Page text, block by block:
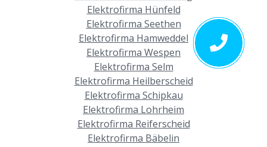
Elektrofirma Hünfeld
Elektrofirma Seethen
Elektrofirma Hamweddel
Elektrofirma Wespen
Elektrofirma Selm
Elektrofirma Heilberscheid
Elektrofirma Schipkau
Elektrofirma Lohrheim
Elektrofirma Reiferscheid
Elektrofirma Bäbelin